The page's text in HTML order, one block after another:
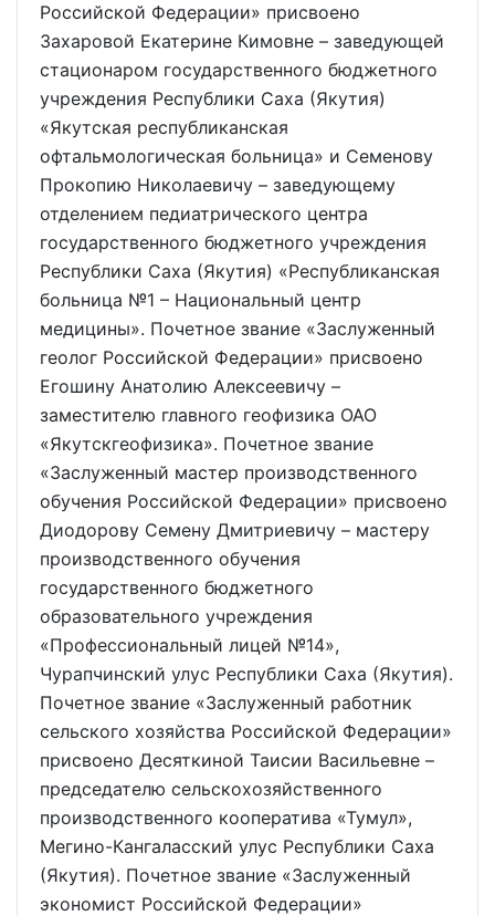
Российской Федерации» присвоено
Захаровой Екатерине Кимовне – заведующей
стационаром государственного бюджетного
учреждения Республики Саха (Якутия)
«Якутская республиканская
офтальмологическая больница» и Семенову
Прокопию Николаевичу – заведующему
отделением педиатрического центра
государственного бюджетного учреждения
Республики Саха (Якутия) «Республиканская
больница №1 – Национальный центр
медицины». Почетное звание «Заслуженный
геолог Российской Федерации» присвоено
Егошину Анатолию Алексеевичу –
заместителю главного геофизика ОАО
«Якутскгеофизика». Почетное звание
«Заслуженный мастер производственного
обучения Российской Федерации» присвоено
Диодорову Семену Дмитриевичу – мастеру
производственного обучения
государственного бюджетного
образовательного учреждения
«Профессиональный лицей №14»,
Чурапчинский улус Республики Саха (Якутия).
Почетное звание «Заслуженный работник
сельского хозяйства Российской Федерации»
присвоено Десяткиной Таисии Васильевне –
председателю сельскохозяйственного
производственного кооператива «Тумул»,
Мегино-Кангаласский улус Республики Саха
(Якутия). Почетное звание «Заслуженный
экономист Российской Федерации»